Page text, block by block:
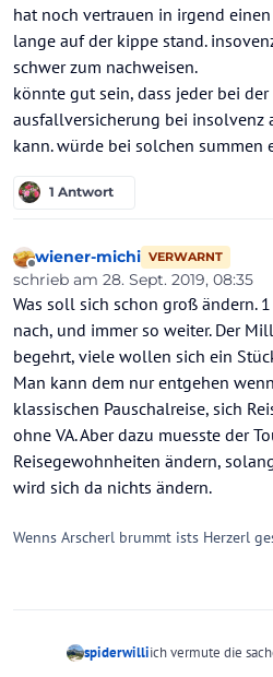
hat noch vertrauen in irgend
lange auf der kippe stand.
schwer zum nachweisen.
könnte gut sein, dass jeder bei
ausfallversicherung bei insolvenz
kann. würde bei solchen summen
1 Antwort
Offline
wiener-michi VERWARNT
schrieb am 28. Sept. 2019, 08:35
zuletzt editiert von wiener-michi
Was soll sich schon groß ändern.
nach, und immer so weiter. Der
begehrt, viele wollen sich ein
Man kann dem nur entgehen
klassischen Pauschalreise, sich
ohne VA. Aber dazu muesste der
Reisegewohnheiten ändern,
wird sich da nichts ändern.
Wenns Arscherl brummt ists Herzerl
spiderwilliich vermute die